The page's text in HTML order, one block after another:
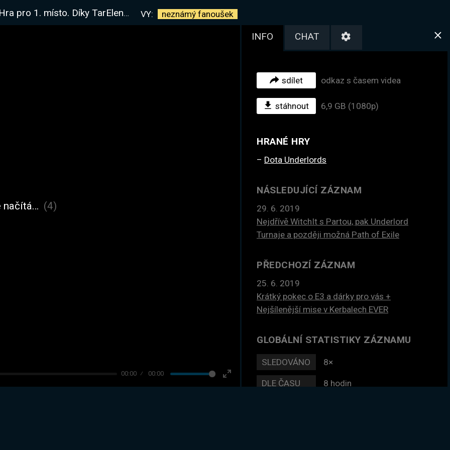
pro 1. místo. Díky TarElendil! VY: neznámý fanoušek
00:00 00:00
Enter
načítá… (4)
INFO CHAT
sdílet odkaz s časem videa
stáhnout 6,9 GB (1080p)
HRANÉ HRY
Dota Underlords
NÁSLEDUJÍCÍ ZÁZNAM
29. 6. 2019
Nejdřívě WitchIt s Partou, pak Underlord
Turnaje a později možná Path of Exile
PŘEDCHOZÍ ZÁZNAM
25. 6. 2019
Krátký pokec o E3 a dárky pro vás +
Nejšílenější mise v Kerbalech EVER
GLOBÁLNÍ STATISTIKY ZÁZNAMU
SLEDOVÁNO 8×
DLE ČASU 8 hodin